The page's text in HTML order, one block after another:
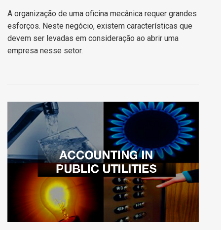
A organização de uma oficina mecânica requer grandes
esforços. Neste negócio, existem características que
devem ser levadas em consideração ao abrir uma
empresa nesse setor.